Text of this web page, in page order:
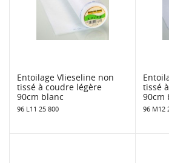
Entoilage Vlieseline non
tissé à coudre légère
90cm blanc
96 L11 25 800
tissé
90cm
96 M12